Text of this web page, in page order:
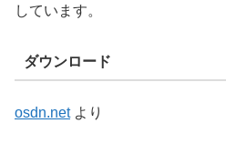
しています。
ダウンロード
osdn.netより